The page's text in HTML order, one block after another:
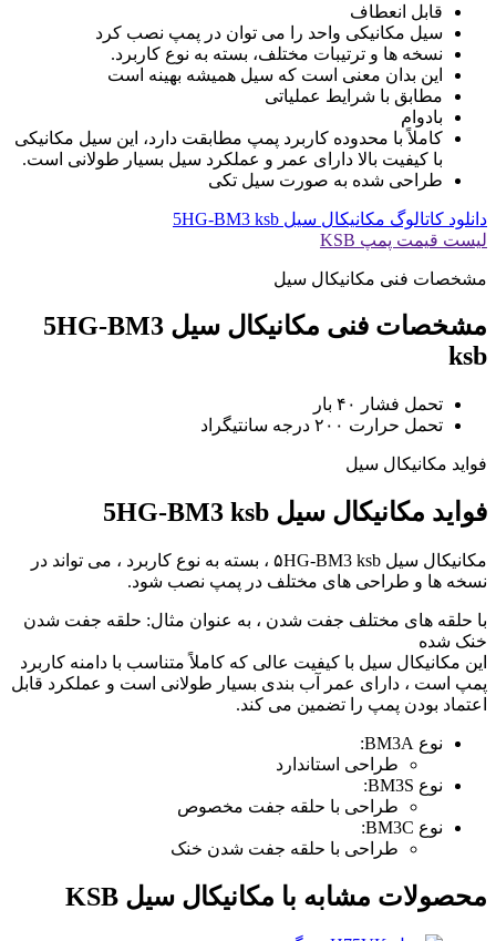
قابل انعطاف
سیل مکانیکی واحد را می توان در پمپ نصب کرد
نسخه ها و ترتیبات مختلف، بسته به نوع کاربرد.
این بدان معنی است که سیل همیشه بهینه است
مطابق با شرایط عملیاتی
بادوام
کاملاً با محدوده کاربرد پمپ مطابقت دارد، این سیل مکانیکی
با کیفیت بالا دارای عمر و عملکرد سیل بسیار طولانی است.
طراحی شده به صورت سیل تکی
دانلود کاتالوگ مکانیکال سیل 5HG-BM3 ksb
لیست قیمت پمپ KSB
مشخصات فنی مکانیکال سیل
مشخصات فنی مکانیکال سیل 5HG-BM3
ksb
تحمل فشار ۴۰ بار
تحمل حرارت ۲۰۰ درجه سانتیگراد
فواید مکانیکال سیل
فواید مکانیکال سیل 5HG-BM3 ksb
مکانیکال سیل ۵HG-BM3 ksb ، بسته به نوع کاربرد ، می تواند در
نسخه ها و طراحی های مختلف در پمپ نصب شود.
با حلقه های مختلف جفت شدن ، به عنوان مثال: حلقه جفت شدن
خنک شده
این مکانیکال سیل با کیفیت عالی که کاملاً متناسب با دامنه کاربرد
پمپ است ، دارای عمر آب بندی بسیار طولانی است و عملکرد قابل
اعتماد بودن پمپ را تضمین می کند.
نوع BM3A:
طراحی استاندارد
نوع BM3S:
طراحی با حلقه جفت مخصوص
نوع BM3C:
طراحی با حلقه جفت شدن خنک
محصولات مشابه با مکانیکال سیل KSB